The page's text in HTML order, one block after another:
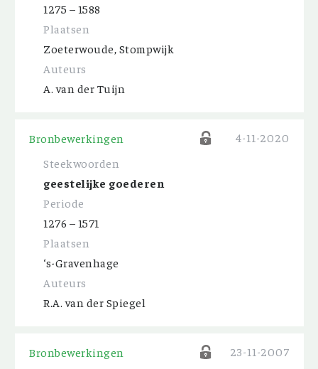
1275 – 1588
Plaatsen
Zoeterwoude, Stompwijk
Auteurs
A. van der Tuijn
Bronbewerkingen
4-11-2020
Steekwoorden
geestelijke goederen
Periode
1276 – 1571
Plaatsen
‘s-Gravenhage
Auteurs
R.A. van der Spiegel
Bronbewerkingen
23-11-2007